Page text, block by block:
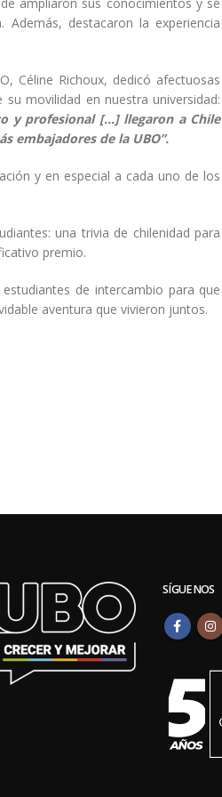
destacaron la experiencia
Céline Richoux, dedicó afectuosas
movilidad en nuestra universidad:
y profesional […] llegaron a Chile
embajadores de la UBO”.
y en especial a cada uno de los
una trivia de chilenidad para
premio.
de intercambio para que
aventura que vivieron juntos.
SÍGUENOS